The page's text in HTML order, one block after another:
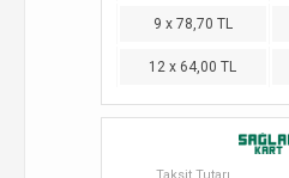
9 x 78,70 TL
12 x 64,00 TL